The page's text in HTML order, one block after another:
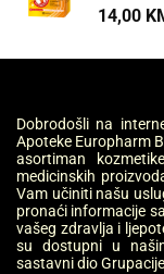
14,00
Dobrodošli na
Apoteke Europharm
asortiman
medicinskih
Vam učiniti našu
pronaći informacije
vašeg zdravlja i
su dostupni u
sastavni dio